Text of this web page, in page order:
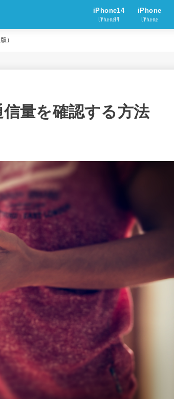
iPhone14
iPhone14
iPhone
iPhone
）
量を確認する方法